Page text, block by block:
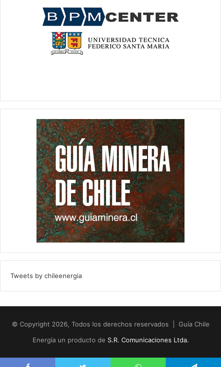
Tweets by chileenergia
© Copyright 2026, Todos los derechos reservados | Guía Chile
Energía un producto de S.R. Comunicaciones Ltda.